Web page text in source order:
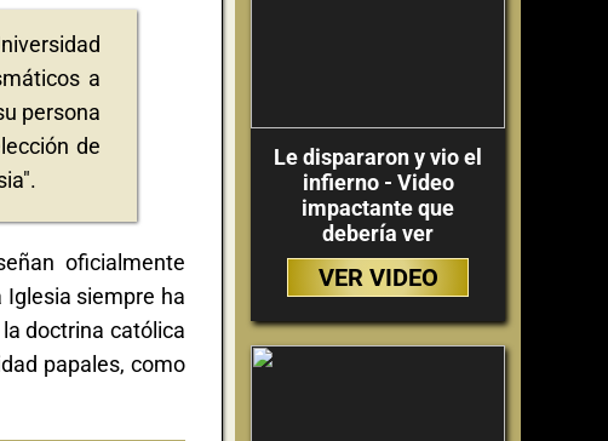
a
persona
de
oficialmente
siempre ha
doctrina católica
papales, como
Le dispararon y vio el
infierno - Video
impactante que
debería ver
VER VIDEO